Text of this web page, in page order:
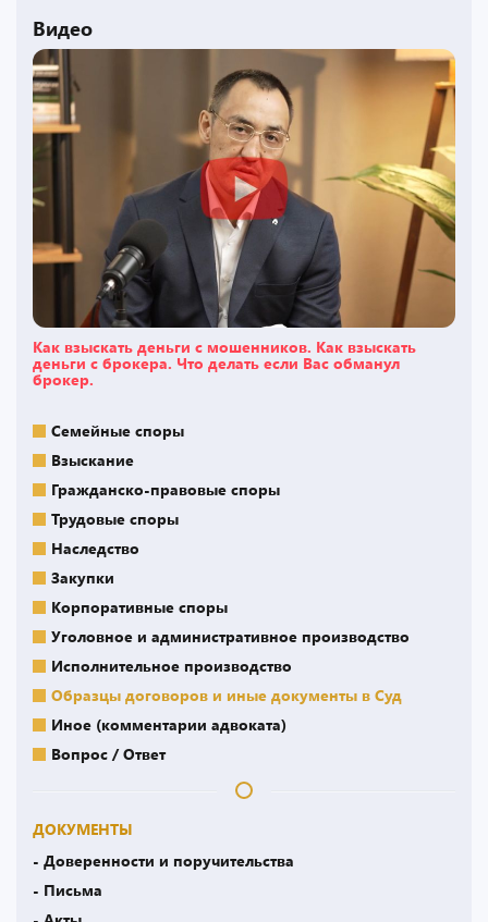
Видео
Как взыскать деньги с мошенников. Как взыскать
деньги с брокера. Что делать если Вас обманул
брокер.
Семейные споры
Взыскание
Гражданско-правовые споры
Трудовые споры
Наследство
Закупки
Корпоративные споры
Уголовное и административное производство
Исполнительное производство
Образцы договоров и иные документы в Суд
Иное (комментарии адвоката)
Вопрос / Ответ
ДОКУМЕНТЫ
- Доверенности и поручительства
- Письма